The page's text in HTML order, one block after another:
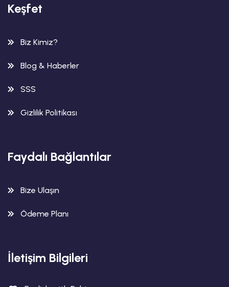
Keşfet
Biz Kimiz?
Blog & Haberler
SSS
Gizlilik Politikası
Faydalı Bağlantılar
Bize Ulaşın
Ödeme Planı
İletişim Bilgileri